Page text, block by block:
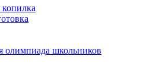
олимпиада школьников